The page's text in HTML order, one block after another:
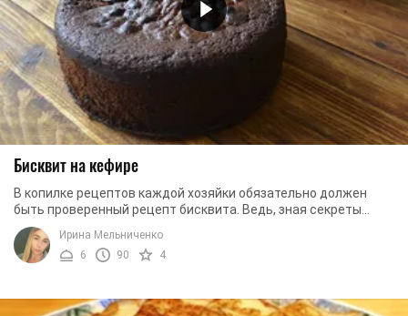
Бисквит на кефире
В копилке рецептов каждой хозяйки обязательно должен
быть проверенный рецепт бисквита. Ведь, зная секреты
приготовления этого теста, она сможет ...
Ирина Мельниченко
6
90 4